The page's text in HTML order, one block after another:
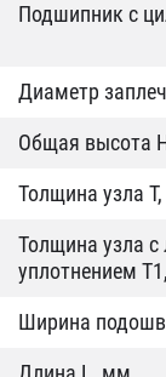
Подшипник с
Диаметр
Общая высота
Толщина узла
Толщина узла
уплотнением
Ширина